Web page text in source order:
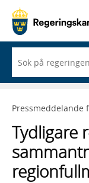
du
börjar
skriva
framträder
lista
med
sökförslag
Pressmeddelande
Tydligare